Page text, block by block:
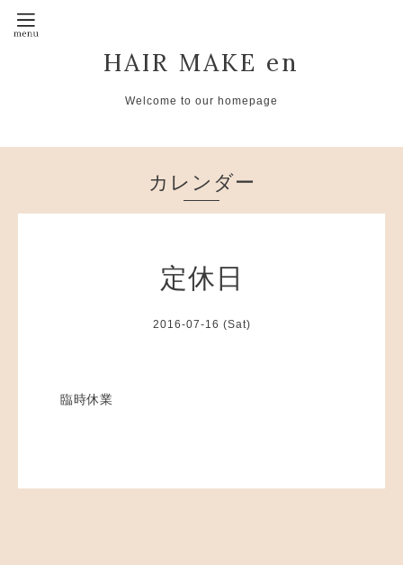
HAIR MAKE en
Welcome to our homepage
カレンダー
定休日
2016-07-16 (Sat)
臨時休業